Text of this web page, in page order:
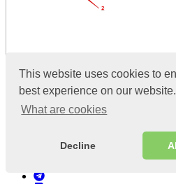
This website uses cookies to
best experience on our website.
What are cookies
Decline
Нажмите
Просмотры:10812
Последнее обновление:
12 января